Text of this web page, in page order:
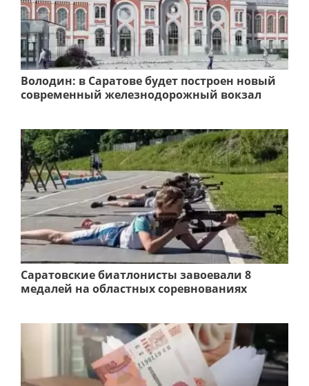
Володин: в Саратове будет построен новый
современный железнодорожный вокзал
Саратовские биатлонисты завоевали 8
медалей на областных соревнованиях